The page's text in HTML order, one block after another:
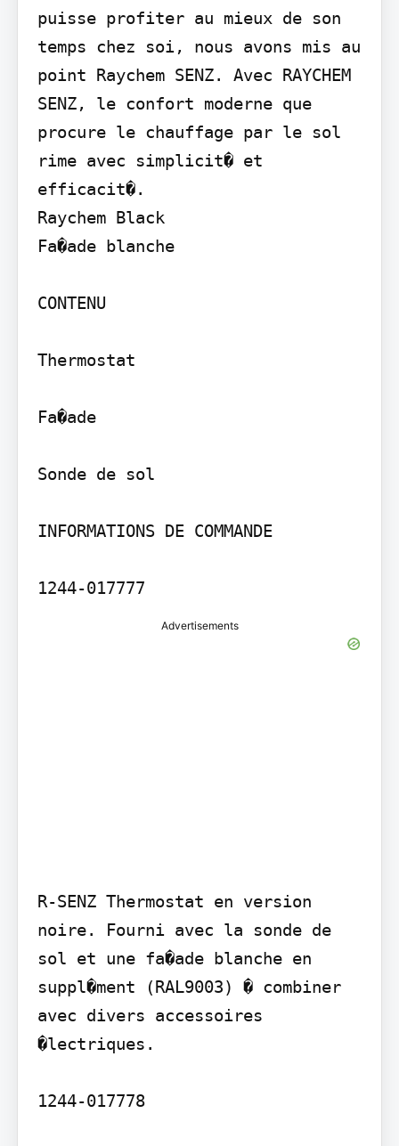
puisse profiter au mieux de son
temps chez soi, nous avons mis au
point Raychem SENZ. Avec RAYCHEM
SENZ, le confort moderne que
procure le chauffage par le sol
rime avec simplicit� et
efficacit�.
Raychem Black
Fa�ade blanche
CONTENU
Thermostat
Fa�ade
Sonde de sol
INFORMATIONS DE COMMANDE
1244-017777
Advertisements
R-SENZ Thermostat en version
noire. Fourni avec la sonde de
sol et une fa�ade blanche en
suppl�ment (RAL9003) � combiner
avec divers accessoires
�lectriques.
1244-017778